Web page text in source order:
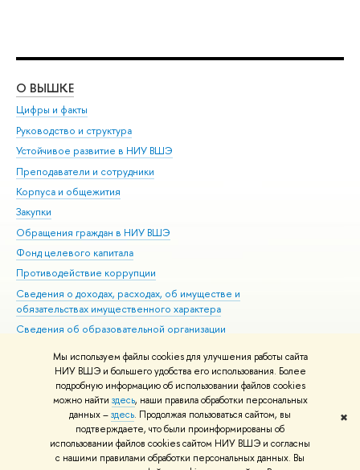
Мы используем файлы cookies для улучшения работы сайта
НИУ ВШЭ и большего удобства его использования. Более
подробную информацию об использовании файлов cookies
можно найти здесь, наши правила обработки персональных
данных –здесь. Продолжая пользоваться сайтом, вы
подтверждаете, что были проинформированы об
использовании файлов cookies сайтом НИУ ВШЭ и согласны
с нашими правилами обработки персональных данных. Вы
✖
О ВЫШКЕ
Цифры и факты
Руководство и структура
Устойчивое развитие в НИУ ВШЭ
Преподаватели и сотрудники
Корпуса и общежития
Закупки
Обращения граждан в НИУ ВШЭ
Фонд целевого капитала
Противодействие коррупции
Сведения о доходах, расходах, об имуществе и
обязательствах имущественного характера
Сведения об образовательной организации
Людям с ограниченными возможностями здоровья
Единая платежная страница
Работа в Вышке
© НИУ ВШЭ 1993–2026 Адреса и контакты Условия использования
материалов Политика конфиденциальности Карта сайта